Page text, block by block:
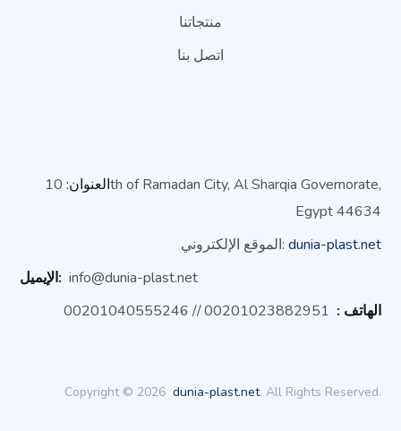
منتجاتنا
اتصل بنا
العنوان: 10th of Ramadan City, Al Sharqia Governorate,
Egypt 44634
الموقع الإلكتروني: dunia-plast.net
الإيميل: info@dunia-plast.net
الهاتف :
00201023882951 // 00201040555246
Copyright © 2026 dunia-plast.net. All Rights Reserved.